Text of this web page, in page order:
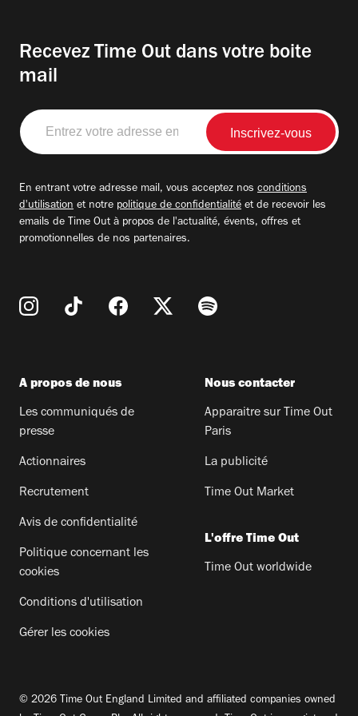
Recevez Time Out dans votre boite
mail
Entrez
votre
adresse
En entrant votre adresse mail, vous acceptez nos conditions
d'utilisation et notre politique de confidentialité et de recevoir les
emails de Time Out à propos de l'actualité, évents, offres et
promotionnelles de nos partenaires.
A propos de nous
Les communiqués de
presse
Actionnaires
Recrutement
Avis de confidentialité
Politique concernant les
cookies
Conditions d'utilisation
Gérer les cookies
Nous contacter
Apparaitre sur Time Out
Paris
La publicité
Time Out Market
L'offre Time Out
Time Out worldwide
© 2026 Time Out England Limited and affiliated companies owned